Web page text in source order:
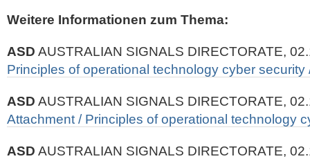
Weitere Informationen zum Thema:
ASD AUSTRALIAN SIGNALS DIRECTORATE,
Principles of operational technology cyber security
ASD AUSTRALIAN SIGNALS DIRECTORATE,
Attachment / Principles of operational technology
ASD AUSTRALIAN SIGNALS DIRECTORATE,